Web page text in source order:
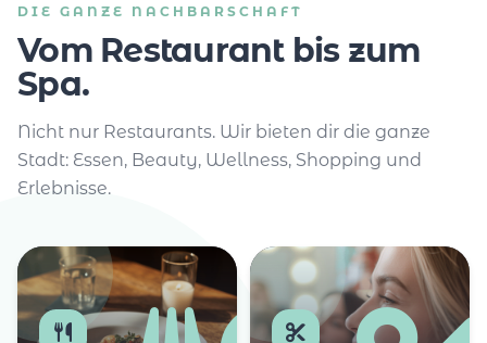
DIE GANZE NACHBARSCHAFT
Vom Restaurant bis zum
Spa.
Nicht nur Restaurants. Wir bieten dir die ganze
Stadt: Essen, Beauty, Wellness, Shopping und
Erlebnisse.